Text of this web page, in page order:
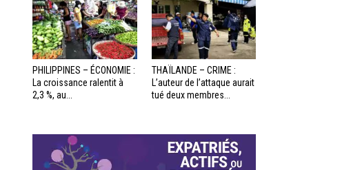
PHILIPPINES – ÉCONOMIE :
La croissance ralentit à
2,3 %, au...
THAÏLANDE – CRIME :
L’auteur de l’attaque aurait
tué deux membres...